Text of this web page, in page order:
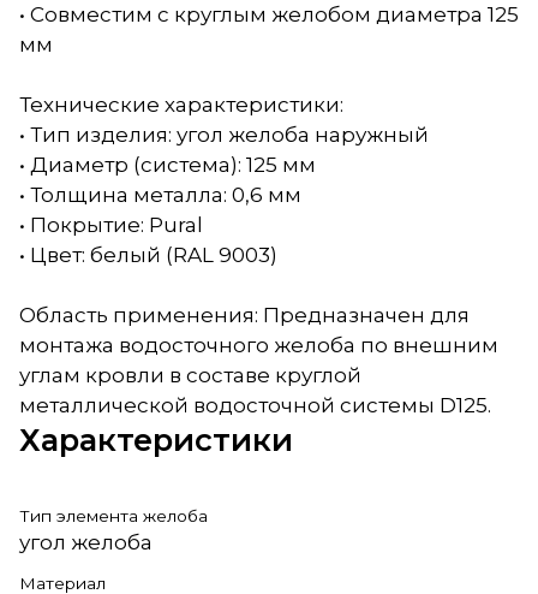
• Совместим с круглым желобом диаметра 125
мм
Технические характеристики:
• Тип изделия: угол желоба наружный
• Диаметр (система): 125 мм
• Толщина металла: 0,6 мм
• Покрытие: Pural
• Цвет: белый (RAL 9003)
Область применения: Предназначен для
монтажа водосточного желоба по внешним
углам кровли в составе круглой
металлической водосточной системы D125.
Характеристики
Тип элемента желоба
угол желоба
Материал